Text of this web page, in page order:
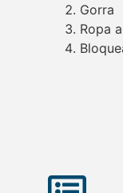
Gorra
Ropa